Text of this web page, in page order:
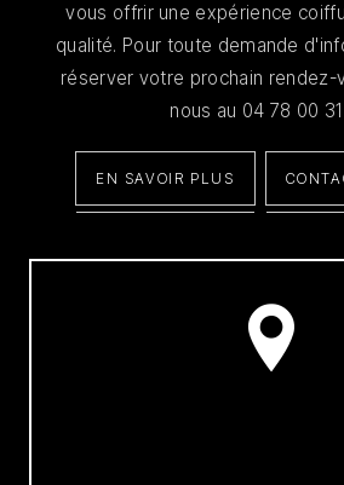
vous offrir une expérience
qualité. Pour toute demande
réserver votre prochain
nous au 04 78 00 31
EN SAVOIR PLUS